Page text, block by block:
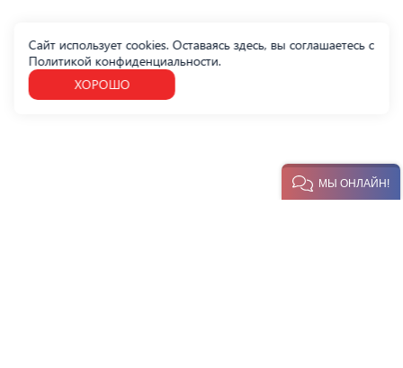
Сайт использует cookies. Оставаясь здесь, вы соглашаетесь с
Политикой конфиденциальности.
ХОРОШО
МЫ ОНЛАЙН!